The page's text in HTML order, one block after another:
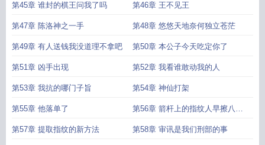
第45章 谁封的棋王问我了吗 第46章 王不见王
第47章 陈洛神之一手 第48章 悠悠天地奈何独立苍茫
第49章 有人送钱我没道理不拿吧 第50章 本公子今天吃定你了
第51章 凶手出现 第52章 我看谁敢动我的人
第53章 我抗的哪门子旨 第54章 神仙打架
第55章 他落单了 第56章 箭杆上的指纹人早擦八百
遍了
第57章 提取指纹的新方法 第58章 审讯是我们刑部的事